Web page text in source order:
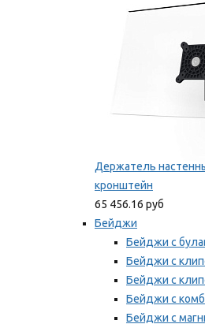
Держатель
кронштейн
65 456.16 руб
Бейджи
Бейджи с
Бейджи с
Бейджи с
Бейджи с
Бейджи с